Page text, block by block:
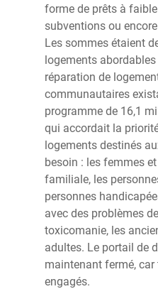
forme de prêts à
subventions ou
Les sommes étaient
logements
réparation de
communautaires
programme de 16,1
qui accordait la
logements destinés
besoin : les femmes
familiale, les
personnes
avec des problèmes
toxicomanie, les
adultes. Le portail de
maintenant fermé,
engagés.